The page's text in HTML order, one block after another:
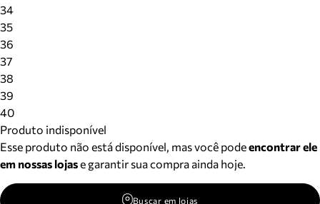
34
35
36
37
38
39
40
Produto indisponível
Esse produto não está disponível, mas você podeencontrar ele
em nossas lojase garantir sua compra ainda hoje.
Buscar em lojas